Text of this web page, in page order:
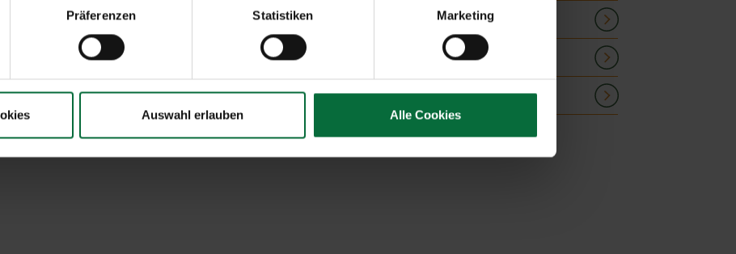
Präferenzen Statistiken Marketing
Auswahl erlauben Alle Cookies
Open details
Open details
Open details